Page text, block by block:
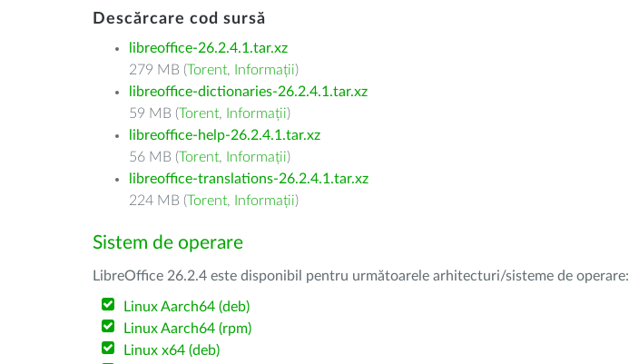
Descărcare cod sursă
libreoffice-26.2.4.1.tar.xz
279 MB (Torent, Informații)
libreoffice-dictionaries-26.2.4.1.tar.xz
59 MB (Torent, Informații)
libreoffice-help-26.2.4.1.tar.xz
56 MB (Torent, Informații)
libreoffice-translations-26.2.4.1.tar.xz
224 MB (Torent, Informații)
Sistem de operare
LibreOffice 26.2.4 este disponibil pentru următoarele arhitecturi/sisteme de operare:
Linux Aarch64 (deb)
Linux Aarch64 (rpm)
Linux x64 (deb)